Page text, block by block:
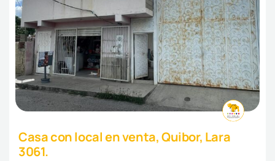
Casa con local en venta, Quibor, Lara
3061.